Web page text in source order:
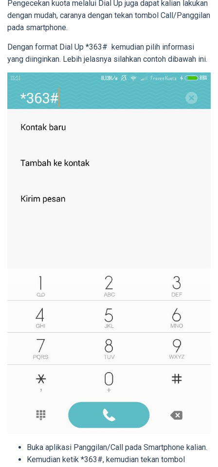
Pengecekan kuota melalui Dial Up juga dapat kalian lakukan
dengan mudah, caranya dengan tekan tombol Call/Panggilan
pada smartphone.
Dengan format Dial Up *363# kemudian pilih informasi
yang diinginkan. Lebih jelasnya silahkan contoh dibawah ini.
Buka aplikasi Panggilan/Call pada Smartphone kalian.
Kemudian ketik *363#, kemudian tekan tombol